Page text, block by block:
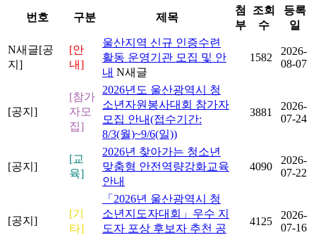
번호
구분 제목
첨
부
조회
수
등록
일
N새글[공
지]
[안
내]
울산지역 신규 인증수련
활동 운영기관 모집 및 안
내 N새글
1582
2026-
08-07
[공지]
[참가
자모
집]
2026년도 울산광역시 청
소년자원봉사대회 참가자
모집 안내(접수기간:
8/3(월)~9/6(일))
3881
2026-
07-24
[공지]
[교
육]
2026년 찾아가는 청소년
맞춤형 안전역량강화교육
안내
4090
2026-
07-22
[공지]
[기
타]
「2026년 울산광역시 청
소년지도자대회」우수 지
도자 포상 후보자 추천 공
4125
2026-
07-16